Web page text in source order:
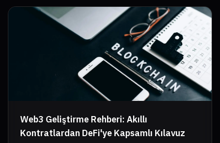
Web3 Geliştirme Rehberi: Akıllı
Kontratlardan DeFi'ye Kapsamlı Kılavuz